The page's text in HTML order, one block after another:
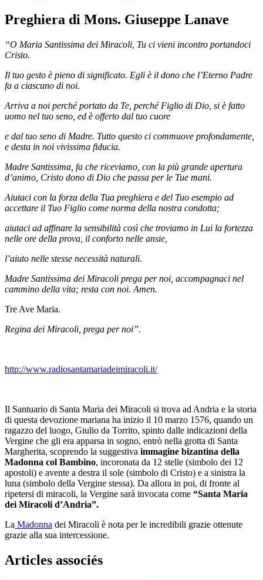
Preghiera di Mons. Giuseppe Lanave
“O Maria Santissima dei Miracoli, Tu ci vieni incontro portandoci
Cristo.
Il tuo gesto è pieno di significato. Egli è il dono che l’Eterno Padre
fa a ciascuno di noi.
Arriva a noi perché portato da Te, perché Figlio di Dio, si è fatto
uomo nel tuo seno, ed è offerto dal tuo cuore
e dal tuo seno di Madre. Tutto questo ci commuove profondamente,
e desta in noi vivissima fiducia.
Madre Santissima, fa che riceviamo, con la più grande apertura
d’animo, Cristo dono di Dio che passa per le Tue mani.
Aiutaci con la forza della Tua preghiera e del Tuo esempio ad
accettare il Tuo Figlio come norma della nostra condotta;
aiutaci ad affinare la sensibilità così che troviamo in Lui la fortezza
nelle ore della prova, il conforto nelle ansie,
l’aiuto nelle stesse necessità naturali.
Madre Santissima dei Miracoli prega per noi, accompagnaci nel
cammino della vita; resta con noi. Amen.
Tre Ave Maria.
Regina dei Miracoli, prega per noi”.
http://www.radiosantamariadeimiracoli.it/
Il Santuario di Santa Maria dei Miracoli si trova ad Andria e la storia
di questa devozione mariana ha inizio il 10 marzo 1576, quando un
ragazzo del luogo, Giulio da Torrito, spinto dalle indicazioni della
Vergine che gli era apparsa in sogno, entrò nella grotta di Santa
Margherita, scoprendo la suggestiva immagine bizantina della
Madonna col Bambino, incoronata da 12 stelle (simbolo dei 12
apostoli) e avente a destra il sole (simbolo di Cristo) e a sinistra la
luna (simbolo della Vergine stessa). Da allora in poi, di fronte al
ripetersi di miracoli, la Vergine sarà invocata come “Santa Maria
dei Miracoli d’Andria”.
La Madonna dei Miracoli è nota per le incredibili grazie ottenute
grazie alla sua intercessione.
Articles associés